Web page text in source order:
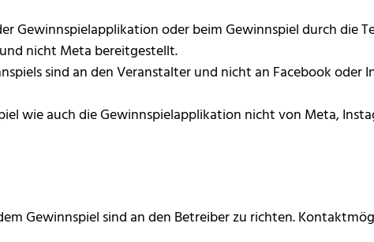
Gewinnspielapplikation oder beim Gewinnspiel durch die
nicht Meta bereitgestellt.
sind an den Veranstalter und nicht an Facebook oder
wie auch die Gewinnspielapplikation nicht von Meta,
Gewinnspiel sind an den Betreiber zu richten.